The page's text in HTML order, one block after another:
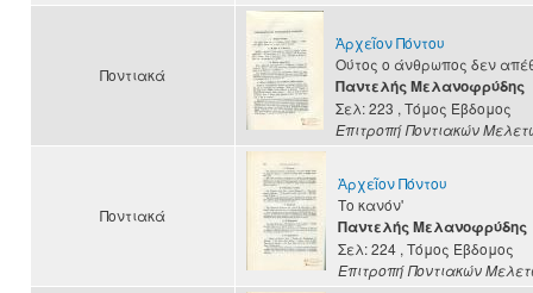
Ποντιακά
Ἀρχεῖον Πόντου
Ούτος ο άνθρωπος δεν
Παντελής Μελανοφρύδης
Σελ: 223 , Τόμος Έβδομος
Επιτροπή Ποντιακών
Ποντιακά
Ἀρχεῖον Πόντου
Το κανόν'
Παντελής Μελανοφρύδης
Σελ: 224 , Τόμος Έβδομος
Επιτροπή Ποντιακών